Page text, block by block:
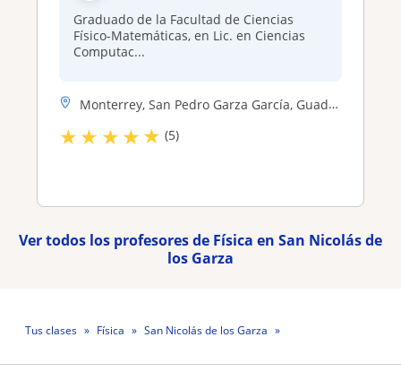
Graduado de la Facultad de Ciencias
Físico-Matemáticas, en Lic. en Ciencias
Computac...
Monterrey, San Pedro Garza García, Guadalupe (Nuevo León), Juárez (Nue...
★★ ★★★ (5)
Ver todos los profesores de Física en San Nicolás de
los Garza
Tus clases Física
San Nicolás de los Garza